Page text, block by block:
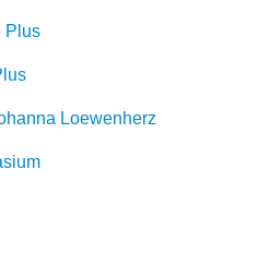
Plus
Loewenherz